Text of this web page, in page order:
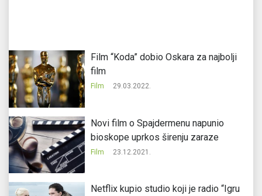
Film “Koda” dobio Oskara za najbolji
film
Film 29.03.2022.
Novi film o Spajdermenu napunio
bioskope uprkos širenju zaraze
Film 23.12.2021.
Netflix kupio studio koji je radio “Igru